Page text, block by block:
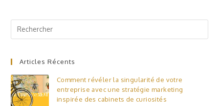
Articles Récents
Comment révéler la singularité de votre
entreprise avec une stratégie marketing
inspirée des cabinets de curiosités